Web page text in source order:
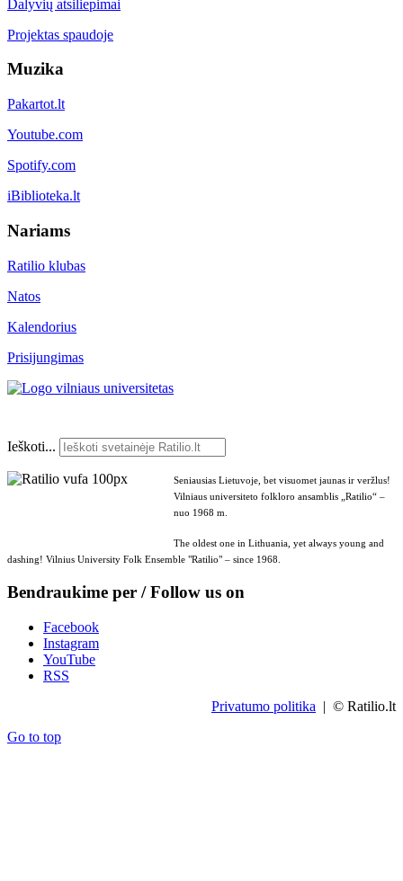
Dalyvių atsiliepimai
Projektas spaudoje
Muzika
Pakartot.lt
Youtube.com
Spotify.com
iBiblioteka.lt
Nariams
Ratilio klubas
Natos
Kalendorius
Prisijungimas
Ieškoti...
Seniausias Lietuvoje, bet visuomet jaunas ir veržlus!
Vilniaus universiteto folkloro ansamblis „Ratilio“ –
nuo 1968 m.
The oldest one in Lithuania, yet always young and
dashing! Vilnius University Folk Ensemble "Ratilio" – since 1968.
Bendraukime per / Follow us on
Facebook
Instagram
YouTube
RSS
Privatumo politika | © Ratilio.lt
Go to top